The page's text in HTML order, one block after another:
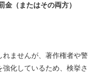
（またはその両方）
れませんが、著作権者や警
化しているため、検挙さ